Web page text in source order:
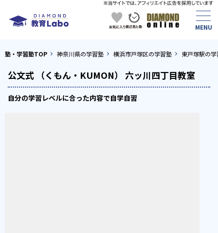
塾・学習塾TOP 神奈川県の学習塾 横浜市戸塚区の学習塾 東戸塚駅の
公文式 （くもん・KUMON） 六ッ川四丁目教室
自分の学習レベルに合った内容で自学自習